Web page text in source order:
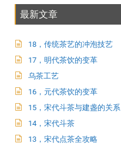
最新文章
18，传统茶艺的冲泡技艺
17，明代茶饮的变革
乌茶工艺
16，元代茶饮的变革
15，宋代斗茶与建盏的关系
14，宋代斗茶
13，宋代点茶全攻略